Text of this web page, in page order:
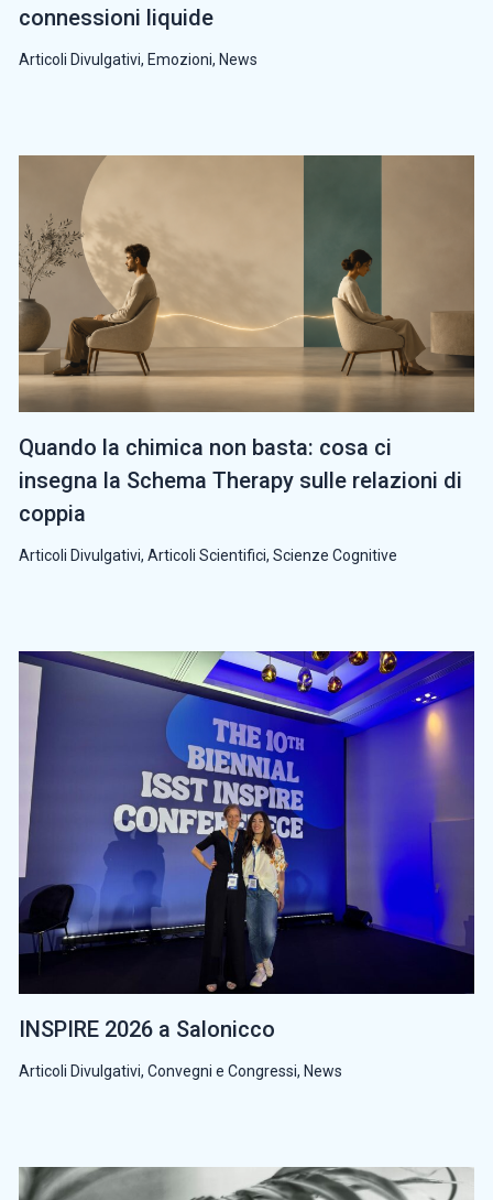
connessioni liquide
Articoli Divulgativi, Emozioni, News
Quando la chimica non basta: cosa ci
insegna la Schema Therapy sulle relazioni di
coppia
Articoli Divulgativi, Articoli Scientifici, Scienze Cognitive
INSPIRE 2026 a Salonicco
Articoli Divulgativi, Convegni e Congressi, News